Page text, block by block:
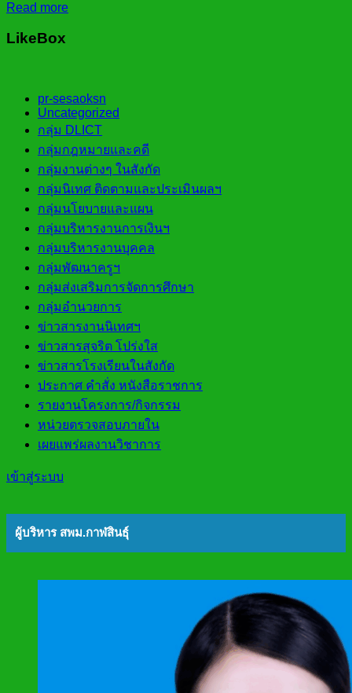
Read more
LikeBox
pr-sesaoksn
Uncategorized
กลุ่ม DLICT
กลุ่มกฎหมายและคดี
กลุ่มงานต่างๆ ในสังกัด
กลุ่มนิเทศ ติดตามและประเมินผลฯ
กลุ่มนโยบายและแผน
กลุ่มบริหารงานการเงินฯ
กลุ่มบริหารงานบุคคล
กลุ่มพัฒนาครูฯ
กลุ่มส่งเสริมการจัดการศึกษา
กลุ่มอำนวยการ
ข่าวสารงานนิเทศฯ
ข่าวสารสุจริต โปร่งใส
ข่าวสารโรงเรียนในสังกัด
ประกาศ คำสั่ง หนังสือราชการ
รายงานโครงการ/กิจกรรม
หน่วยตรวจสอบภายใน
เผยแพร่ผลงานวิชาการ
เข้าสู่ระบบ
ผู้บริหาร สพม.กาฬสินธุ์